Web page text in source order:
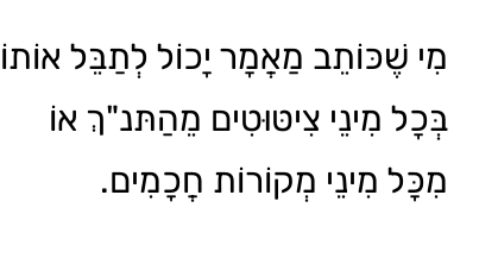
מִי שֶׁכּוֹתֵב מַאֲמָר יָכוֹל לְתַבֵּל אוֹתוֹ
בְּכָל מִינֵי צִיטּוּטִים מֵהַתּנ"ךְ אוֹ
מִכָּל מִינֵי מְקוֹרוֹת חֲכָמִים.